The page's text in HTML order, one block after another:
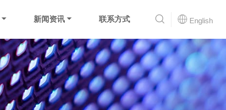
新闻资讯 联系方式 English